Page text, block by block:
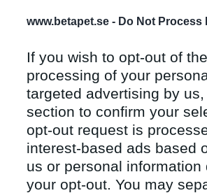
www.betapet.se - Do Not Process
If you wish to opt-out of
processing of your
targeted advertising by
section to confirm your
opt-out request is
interest-based ads based
us or personal
your opt-out. You may
Antal inlägg: 476
Ja, tänkte ungefär så ja.
olausdotter
Men att du skulle få träffa en sån charmig
Förstår dina tankegångar